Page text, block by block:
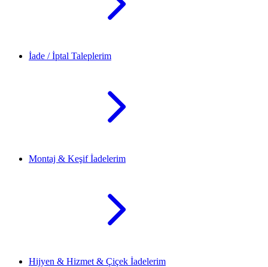
İade / İptal Taleplerim
Montaj & Keşif İadelerim
Hijyen & Hizmet & Çiçek İadelerim